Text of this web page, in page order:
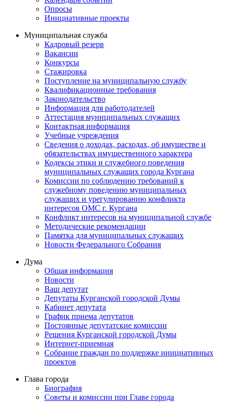
Опросы
Инициативные проекты
Муниципальная служба
Кадровый резерв
Вакансии
Конкурсы
Стажировка
Поступление на муниципальную службу
Квалификационные требования
Законодательство
Информация для работодателей
Аттестация муниципальных служащих
Контактная информация
Учебные учреждения
Сведения о доходах, расходах, об имуществе и
обязательствах имущественного характера
Кодексы этики и служебного поведения
муниципальных служащих города Кургана
Комиссии по соблюдению требований к
служебному поведению муниципальных
служащих и урегулированию конфликта
интересов ОМС г. Кургана
Конфликт интересов на муниципальной службе
Методические рекомендации
Памятка для муниципальных служащих
Новости Федерального Cобрания
Дума
Общая информация
Новости
Ваш депутат
Депутаты Курганской городской Думы
Кабинет депутата
График приема депутатов
Постоянные депутатские комиссии
Решения Курганской городской Думы
Интернет-приемная
Собрание граждан по поддержке инициативных
проектов
Глава города
Биография
Советы и комиссии при Главе города